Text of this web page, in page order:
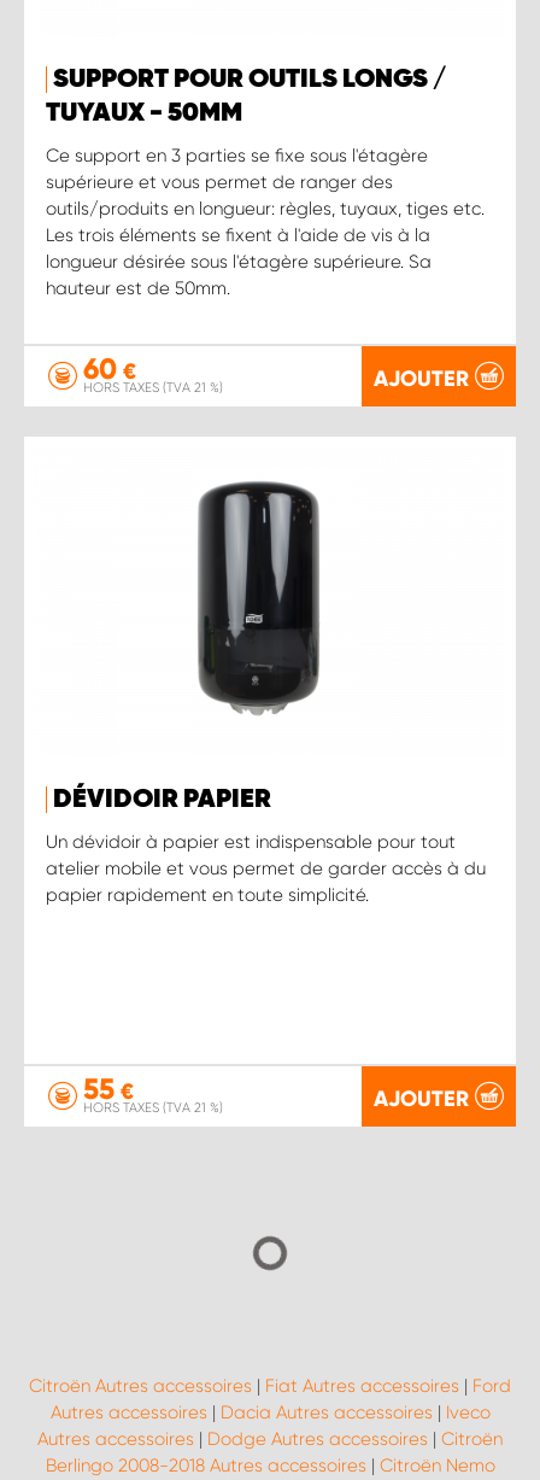
SUPPORT POUR OUTILS LONGS /
TUYAUX - 50MM
Ce support en 3 parties se fixe sous l'étagère
supérieure et vous permet de ranger des
outils/produits en longueur: règles, tuyaux, tiges etc.
Les trois éléments se fixent à l'aide de vis à la
longueur désirée sous l'étagère supérieure. Sa
hauteur est de 50mm.
60 €
HORS TAXES (TVA 21 %) AJOUTER
DÉVIDOIR PAPIER
Un dévidoir à papier est indispensable pour tout
atelier mobile et vous permet de garder accès à du
papier rapidement en toute simplicité.
55 €
HORS TAXES (TVA 21 %) AJOUTER
Citroën Autres accessoires | Fiat Autres accessoires | Ford
Autres accessoires | Dacia Autres accessoires | Iveco
Autres accessoires | Dodge Autres accessoires | Citroën
Berlingo 2008-2018 Autres accessoires | Citroën Nemo